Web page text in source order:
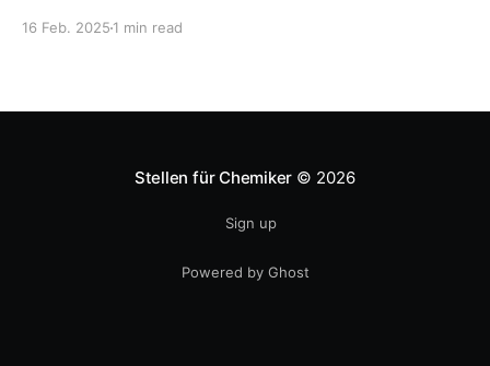
16 Feb. 2025 1 min read
Stellen für Chemiker © 2026
Sign up
Powered by Ghost